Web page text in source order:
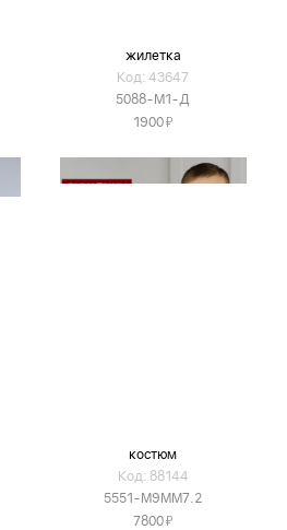
жилетка
Код: 43647
5088-М1-Д
1900Я
костюм
Код: 88144
5551-М9ММ7.2
7800Я